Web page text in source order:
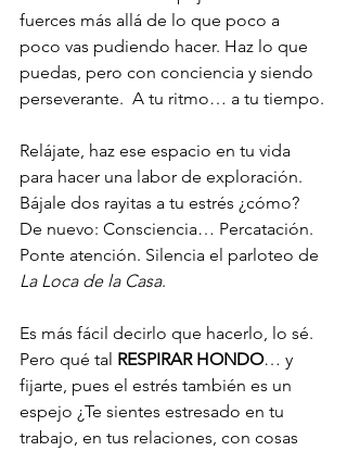
fuerces más allá de lo que poco a
poco vas pudiendo hacer. Haz lo que
puedas, pero con conciencia y siendo
perseverante.  A tu ritmo… a tu tiempo.
Relájate, haz ese espacio en tu vida
para hacer una labor de exploración.
Bájale dos rayitas a tu estrés ¿cómo?
De nuevo: Consciencia… Percatación.
Ponte atención. Silencia el parloteo de
La Loca de la Casa.
Es más fácil decirlo que hacerlo, lo sé.
Pero qué tal RESPIRAR HONDO… y
fijarte, pues el estrés también es un
espejo ¿Te sientes estresado en tu
trabajo, en tus relaciones, con cosas